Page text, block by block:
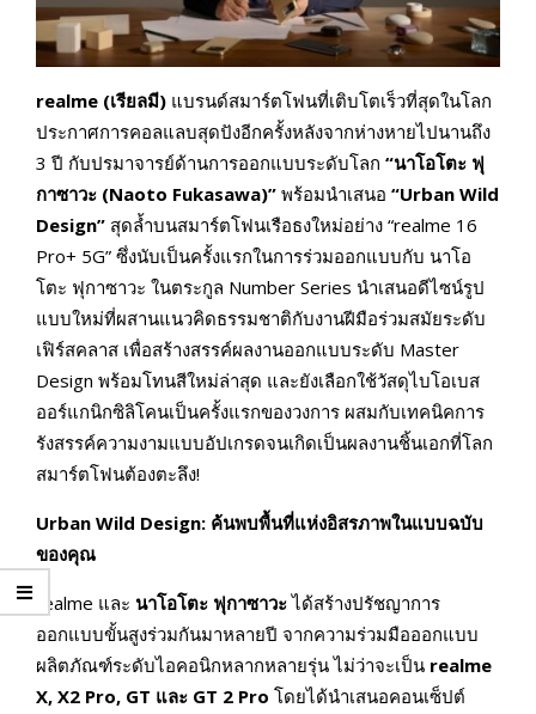
realme (เรียลมี) แบรนด์สมาร์ตโฟนที่เติบโตเร็วที่สุดในโลก
ประกาศการคอลแลบสุดปังอีกครั้งหลังจากห่างหายไปนานถึง
3 ปี กับปรมาจารย์ด้านการออกแบบระดับโลก “นาโอโตะ ฟุ
กาซาวะ (Naoto Fukasawa)” พร้อมนำเสนอ “Urban Wild
Design” สุดล้ำบนสมาร์ตโฟนเรือธงใหม่อย่าง “realme 16
Pro+ 5G” ซึ่งนับเป็นครั้งแรกในการร่วมออกแบบกับ นาโอ
โตะ ฟุกาซาวะ ในตระกูล Number Series นำเสนอดีไซน์รูป
แบบใหม่ที่ผสานแนวคิดธรรมชาติกับงานฝีมือร่วมสมัยระดับ
เฟิร์สคลาส เพื่อสร้างสรรค์ผลงานออกแบบระดับ Master
Design พร้อมโทนสีใหม่ล่าสุด และยังเลือกใช้วัสดุไบโอเบส
ออร์แกนิกซิลิโคนเป็นครั้งแรกของวงการ ผสมกับเทคนิคการ
รังสรรค์ความงามแบบอัปเกรดจนเกิดเป็นผลงานชิ้นเอกที่โลก
สมาร์ตโฟนต้องตะลึง!
Urban Wild Design: ค้นพบพื้นที่แห่งอิสรภาพในแบบฉบับ
ของคุณ
realme และ นาโอโตะ ฟุกาซาวะได้สร้างปรัชญาการ
ออกแบบขั้นสูงร่วมกันมาหลายปี จากความร่วมมือออกแบบ
ผลิตภัณฑ์ระดับไอคอนิกหลากหลายรุ่น ไม่ว่าจะเป็น realme
X, X2 Pro, GT และ GT 2 Pro โดยได้นำเสนอคอนเซ็ปต์